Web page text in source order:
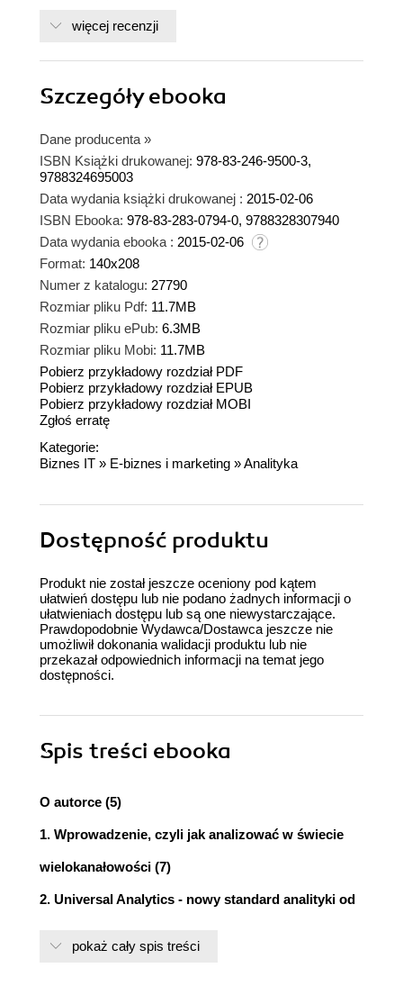
więcej recenzji
Szczegółyebooka
Dane producenta »
ISBN Książki drukowanej: 978-83-246-9500-3,
9788324695003
Data wydania książki drukowanej : 2015-02-06
ISBN Ebooka: 978-83-283-0794-0, 9788328307940
Data wydania ebooka : 2015-02-06
Format: 140x208
Numer z katalogu: 27790
Rozmiar pliku Pdf: 11.7MB
Rozmiar pliku ePub: 6.3MB
Rozmiar pliku Mobi: 11.7MB
Pobierz przykładowy rozdział PDF
Pobierz przykładowy rozdział EPUB
Pobierz przykładowy rozdział MOBI
Zgłoś erratę
Kategorie:
Biznes IT » E-biznes i marketing »Analityka
Dostępność produktu
Produkt nie został jeszcze oceniony pod kątem
ułatwień dostępu lub nie podano żadnych informacji o
ułatwieniach dostępu lub są one niewystarczające.
Prawdopodobnie Wydawca/Dostawca jeszcze nie
umożliwił dokonania walidacji produktu lub nie
przekazał odpowiednich informacji na temat jego
dostępności.
Spis treści ebooka
O autorce (5)
1. Wprowadzenie, czyli jak analizować w świecie
wielokanałowości (7)
2. Universal Analytics - nowy standard analityki od
pokaż cały spis treści